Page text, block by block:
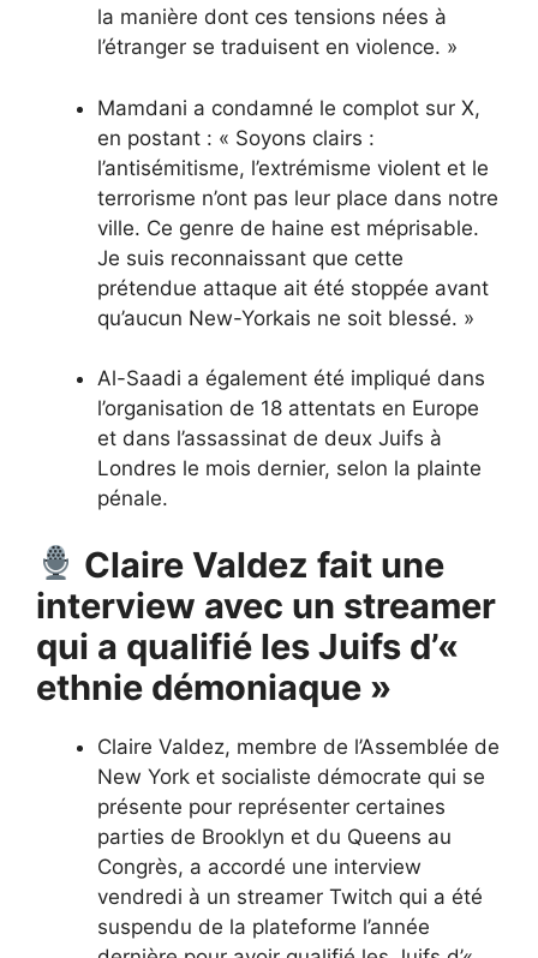
la manière dont ces tensions nées à
l’étranger se traduisent en violence. »
Mamdani a condamné le complot sur X,
en postant : « Soyons clairs :
l’antisémitisme, l’extrémisme violent et le
terrorisme n’ont pas leur place dans notre
ville. Ce genre de haine est méprisable.
Je suis reconnaissant que cette
prétendue attaque ait été stoppée avant
qu’aucun New-Yorkais ne soit blessé. »
Al-Saadi a également été impliqué dans
l’organisation de 18 attentats en Europe
et dans l’assassinat de deux Juifs à
Londres le mois dernier, selon la plainte
pénale.
Claire Valdez fait une
interview avec un streamer
qui a qualifié les Juifs d’«
ethnie démoniaque »
Claire Valdez, membre de l’Assemblée de
New York et socialiste démocrate qui se
présente pour représenter certaines
parties de Brooklyn et du Queens au
Congrès, a accordé une interview
vendredi à un streamer Twitch qui a été
suspendu de la plateforme l’année